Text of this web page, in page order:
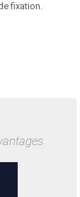
fixation.